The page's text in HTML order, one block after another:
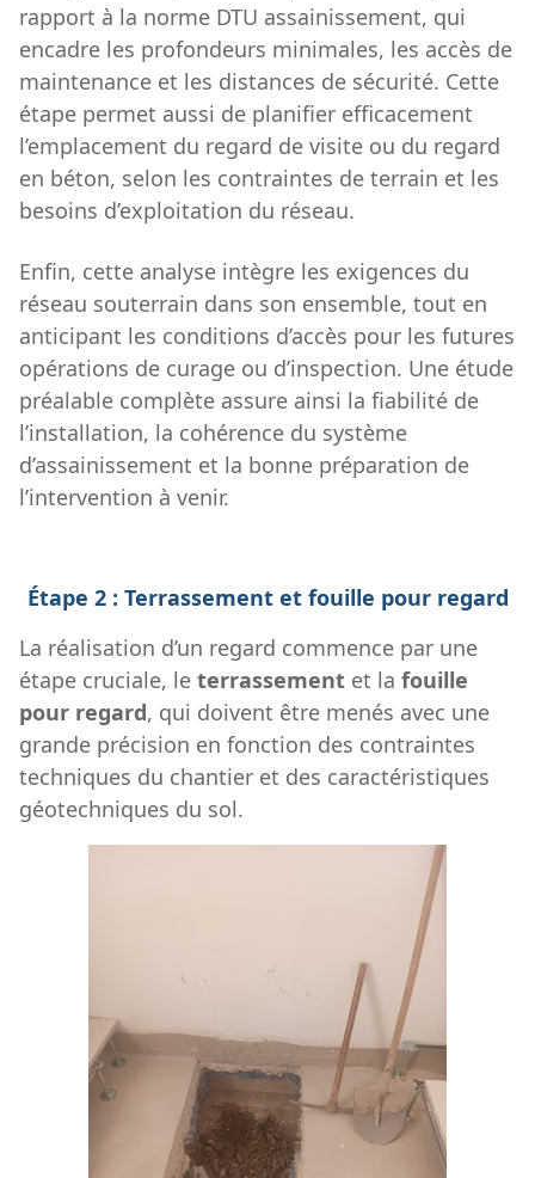
rapport à la norme DTU assainissement, qui
encadre les profondeurs minimales, les accès de
maintenance et les distances de sécurité. Cette
étape permet aussi de planifier efficacement
l’emplacement du regard de visite ou du regard
en béton, selon les contraintes de terrain et les
besoins d’exploitation du réseau.
Enfin, cette analyse intègre les exigences du
réseau souterrain dans son ensemble, tout en
anticipant les conditions d’accès pour les futures
opérations de curage ou d’inspection. Une étude
préalable complète assure ainsi la fiabilité de
l’installation, la cohérence du système
d’assainissement et la bonne préparation de
l’intervention à venir.
Étape 2 : Terrassement et fouille pour regard
La réalisation d’un regard commence par une
étape cruciale, le terrassement et la fouille
pour regard, qui doivent être menés avec une
grande précision en fonction des contraintes
techniques du chantier et des caractéristiques
géotechniques du sol.